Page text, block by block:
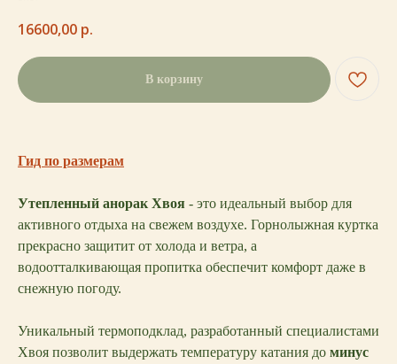
16600,00 р.
В корзину
Гид по размерам
Утепленный анорак Хвоя - это идеальный выбор для
активного отдыха на свежем воздухе. Горнолыжная куртка
прекрасно защитит от холода и ветра, а
водоотталкивающая пропитка обеспечит комфорт даже в
снежную погоду.
Уникальный термоподклад, разработанный специалистами
Хвоя позволит выдержать температуру катания до минус